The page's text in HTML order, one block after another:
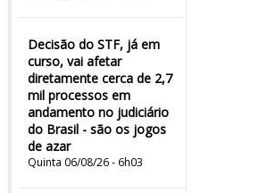
Decisão do STF, já em
curso, vai afetar
diretamente cerca de 2,7
mil processos em
andamento no judiciário
do Brasil - são os jogos
de azar
Quinta 06/08/26 - 6h03